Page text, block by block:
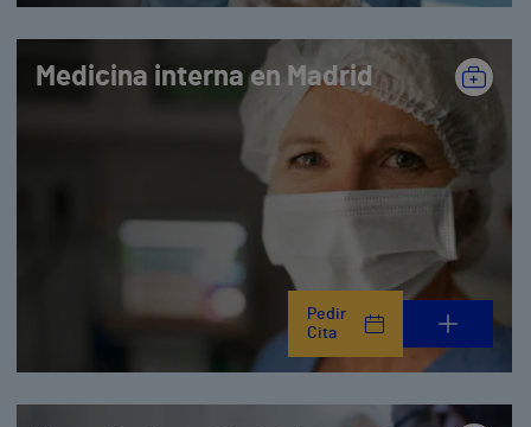
Medicina interna en Madrid
Pedir
Cita